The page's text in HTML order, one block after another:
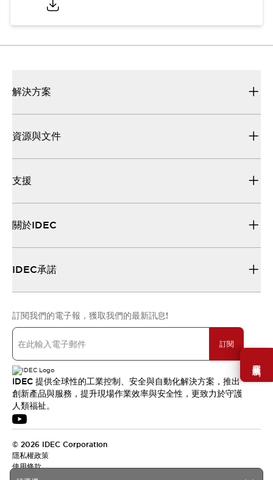
需要幫助嗎？
解決方案
資源與文件
支援
關於IDEC
IDEC承諾
訂閱我們的電子報，獲取我們的最新訊息!
訂閱
IDEC 提供全球性的工業控制、安全與自動化解決方案，推出
創新產品與服務，提升現場作業效率與安全性，更致力於守護
人類福祉。
© 2026 IDEC Corporation
隱私權政策
使用條款